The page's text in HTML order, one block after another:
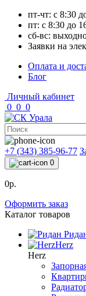
пт-чт: с 8:30
пт: с 8:30 до
сб-вс:
Заявки на
Оплата и
Блог
Личный кабинет
0 0 0
+7 (343) 385-96-77
0
0р.
Оформить заказ
Каталог товаров
Herz
Herz